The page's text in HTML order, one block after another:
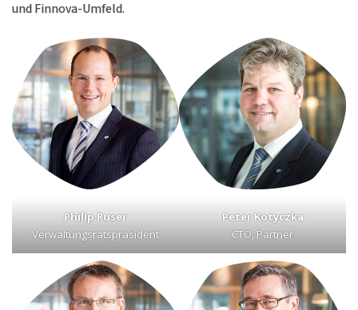
und Finnova-Umfeld.
Philip Ruser
Verwaltungsratspräsident
Peter Kotyczka
CTO, Partner